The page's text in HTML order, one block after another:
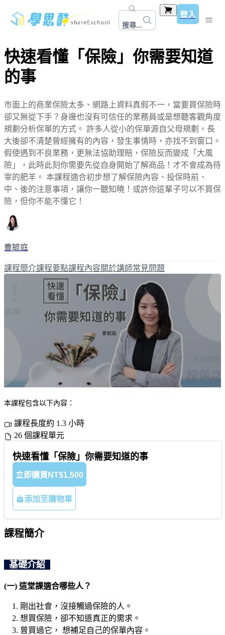
搜尋...
登入
快速看懂「保險」你需要知道
的事
市面上的商業保險太多、網路上資料真假不一，當要買保險時
卻又無從下手？身邊也沒有可信任的業務員或是想聽客觀角度
規劃分析保單的方式。 許多人從小的保單源自父母規劃，長
大後卻不清楚曾經擁有的內容，發生事情時，亦找不到窗口。
假使遇到不良業務，更無法協助理賠，保險反而變成「大風
險」，此時此刻你需要先從自身開始了解商品！才不會成為待
宰的肥羊。 本課程適合初步想了解保險內容、投保時前、
中、後的注意事項，讓你一聽知曉！或許你這輩子可以不買保
險，但你不能不懂它！
曹毓庭
課程簡介課程要點課程內容關於講師常見問題
本課程包含以下內容：
課程長度約 1.3 小時
26 個課程單元
快速看懂「保險」你需要知道的事
立即購買 NT$1,500
添加至購物車
課程簡介
基礎介紹
(一) 這堂課適合哪些人？
剛出社會，沒接觸過保險的人。
想買保險，卻不知道真正的需求。
曾買過它， 想補足自己的保單內容。